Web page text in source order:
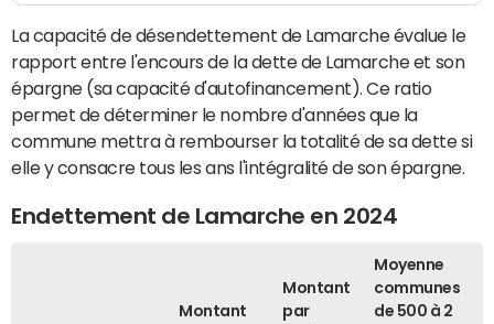
La capacité de désendettement de Lamarche évalue le
rapport entre l'encours de la dette de Lamarche et son
épargne (sa capacité d'autofinancement). Ce ratio
permet de déterminer le nombre d'années que la
commune mettra à rembourser la totalité de sa dette si
elle y consacre tous les ans l'intégralité de son épargne.
Endettement de Lamarche en 2024
Montant
Montant
par
Moyenne
communes
de 500 à 2